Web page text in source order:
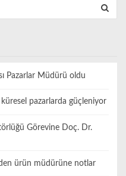
Pazarlar Müdürü oldu
küresel pazarlarda güçleniyor
Görevine Doç. Dr.
ürün müdürüne notlar